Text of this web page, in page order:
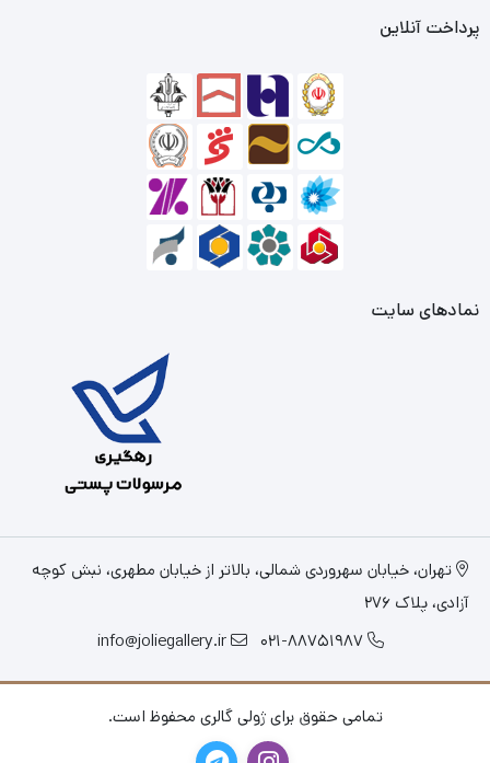
پرداخت آنلاین
نمادهای سایت
تهران، خیابان سهروردی شمالی، بالاتر از خیابان مطهری، نبش کوچه
آزادی، پلاک 276
021-88751987
info@joliegallery.ir
تمامی حقوق برای ژولی گالری محفوظ است.